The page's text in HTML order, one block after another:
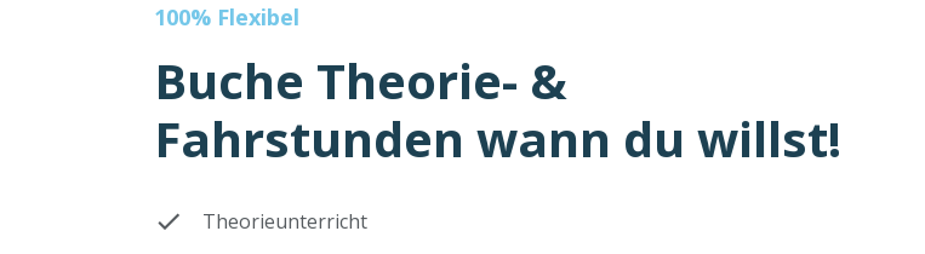
100% Flexibel
Buche Theorie- &
Fahrstunden wann du willst!
Theorieunterricht